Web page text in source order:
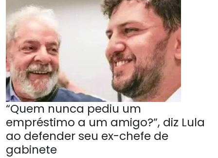
“Quem nunca pediu um
empréstimo a um amigo?”, diz Lula
ao defender seu ex-chefe de
gabinete